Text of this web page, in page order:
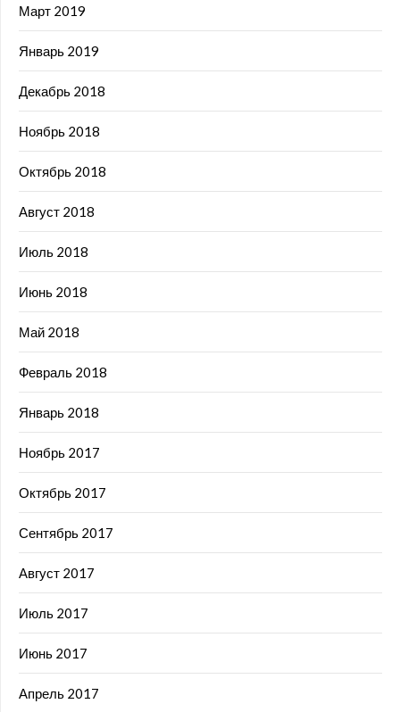
Март 2019
Январь 2019
Декабрь 2018
Ноябрь 2018
Октябрь 2018
Август 2018
Июль 2018
Июнь 2018
Май 2018
Февраль 2018
Январь 2018
Ноябрь 2017
Октябрь 2017
Сентябрь 2017
Август 2017
Июль 2017
Июнь 2017
Апрель 2017